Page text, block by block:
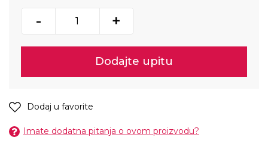
- +
Dodajte upitu
Dodaj u favorite
Imate dodatna pitanja o ovom proizvodu?